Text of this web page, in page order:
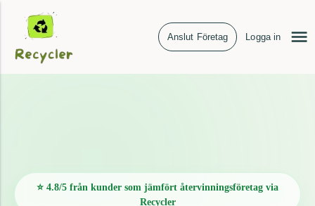
Anslut Företag Logga in
⭐ 4.8/5 från kunder som jämfört återvinningsföretag via
Recycler